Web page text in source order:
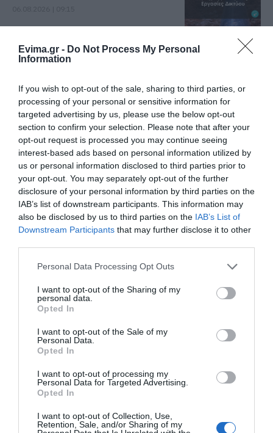
Evima.gr - Do Not Process My Personal
Information
If you wish to opt-out of the sale, sharing to third parties, or
processing of your personal or sensitive information for
targeted advertising by us, please use the below opt-out
section to confirm your selection. Please note that after your
opt-out request is processed you may continue seeing
interest-based ads based on personal information utilized by
us or personal information disclosed to third parties prior to
your opt-out. You may separately opt-out of the further
disclosure of your personal information by third parties on the
IAB’s list of downstream participants. This information may
also be disclosed by us to third parties on the IAB’s List of
Downstream Participants that may further disclose it to other
Please note that this website/app uses one or more Google
not limited to your visit or usage behaviour. You may click to
grant or deny consent to Google and its third-party tags to
use your data for below specified purposes in below Google
consent section.
Personal Data Processing Opt Outs
I want to opt-out of the Sharing of my
personal data.
Opted In
I want to opt-out of the Sale of my
Personal Data.
Opted In
I want to opt-out of processing my
Personal Data for Targeted Advertising.
Opted In
I want to opt-out of Collection, Use,
Retention, Sale, and/or Sharing of my
Ποιες περιοχές θα έχουν σήμερα
(6/8) διακοπή ρεύματος στην
06.08.2026 | 09:00
Εύβοια τώρα διακοπή νερού σε
αυτή την περιοχή της Αμαρύνθου
06.08.2026 | 08:45
Εορτολόγιο: Ποιοι γιορτάζουν
σήμερα, Πέμπτη 6 Αυγούστου
06.08.2026 | 08:30
υδράργυρος στην Εύβοια!
Επιμένουν τα μποφόρ
Δύσκολες οι επόμενες ώρες στην
Εύβοια: Δείτε τι ανακοινώθηκε –
Προσοχή
06.08.2026 | 08:00
Ενισχύεται το ΕΚΑΒ Μαντουδίου
με δύο ακόμη μόνιμους διασώστες
– Νέο ασθενοφόρο στον τομέα
Όλες οι τελευταίες ειδήσεις
ΠΕΡΙΣΣΟΤΕΡΑ ΑΠΟ ΚΟΙΝΩΝΙΑ
Εορτολόγιο: Ποιοι
γιορτάζουν σήμερα,
Πέμπτη 6 Αυγούστου
Κοριτσάκι βρέθηκε
μόνο στους δρόμους –